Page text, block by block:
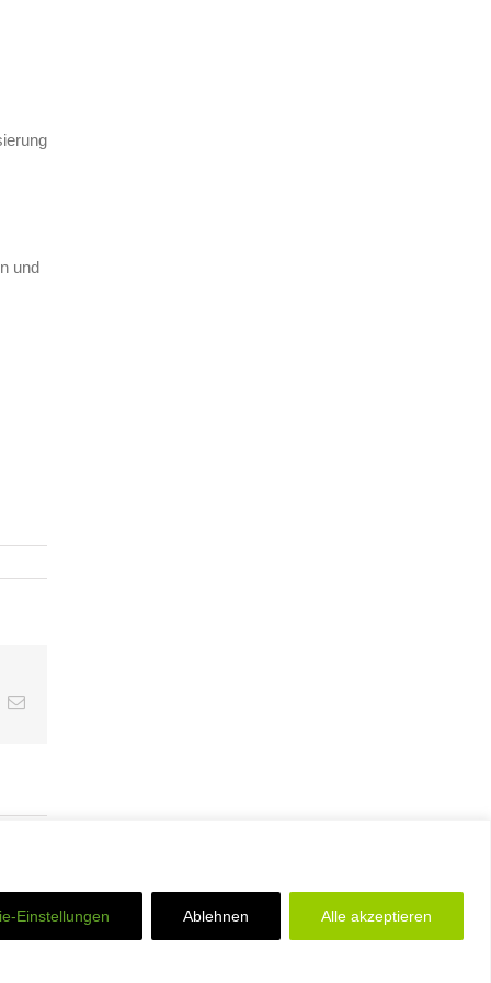
Einstellungen Ablehnen Alle akzeptieren
und
E-